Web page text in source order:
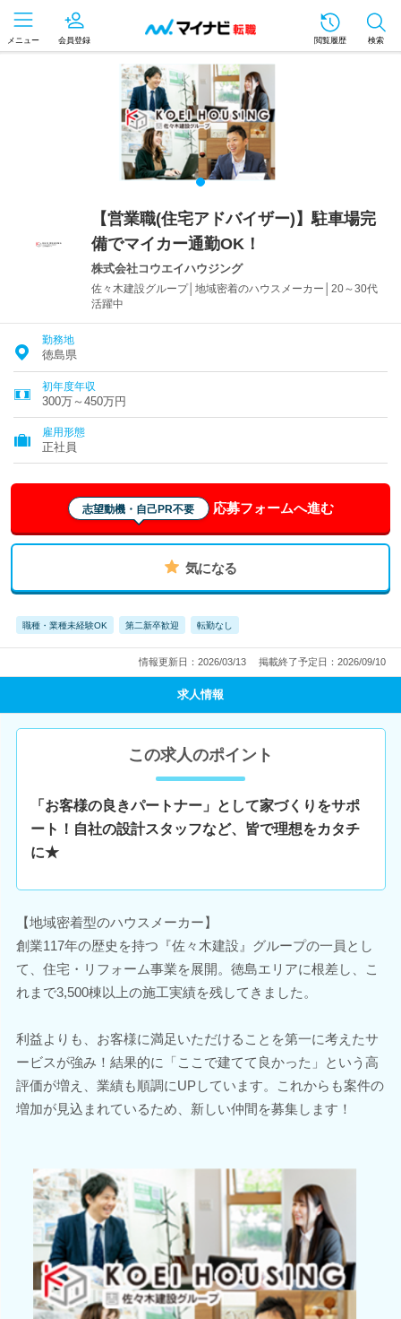
メニュー 会員登録 閲覧履歴 検索
【営業職(住宅アドバイザー)】駐車場完
備でマイカー通勤OK！
株式会社コウエイハウジング
佐々木建設グループ│地域密着のハウスメーカー│20～30代
活躍中
勤務地
徳島県
初年度年収
300万～450万円
雇用形態
正社員
志望動機・自己PR不要 応募フォームへ進む
気になる
職種・業種未経験OK 第二新卒歓迎 転勤なし
情報更新日：2026/03/13 掲載終了予定日：2026/09/10
求人情報
この求人のポイント
「お客様の良きパートナー」として家づくりをサポ
ート！自社の設計スタッフなど、皆で理想をカタチ
に★
【地域密着型のハウスメーカー】
創業117年の歴史を持つ『佐々木建設』グループの一員とし
て、住宅・リフォーム事業を展開。徳島エリアに根差し、こ
れまで3,500棟以上の施工実績を残してきました。
利益よりも、お客様に満足いただけることを第一に考えたサ
ービスが強み！結果的に「ここで建てて良かった」という高
評価が増え、業績も順調にUPしています。これからも案件の
増加が見込まれているため、新しい仲間を募集します！